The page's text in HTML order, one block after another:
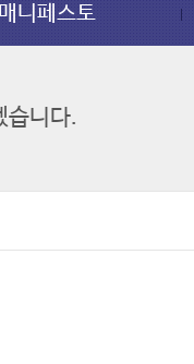
매니페스토
습니다.